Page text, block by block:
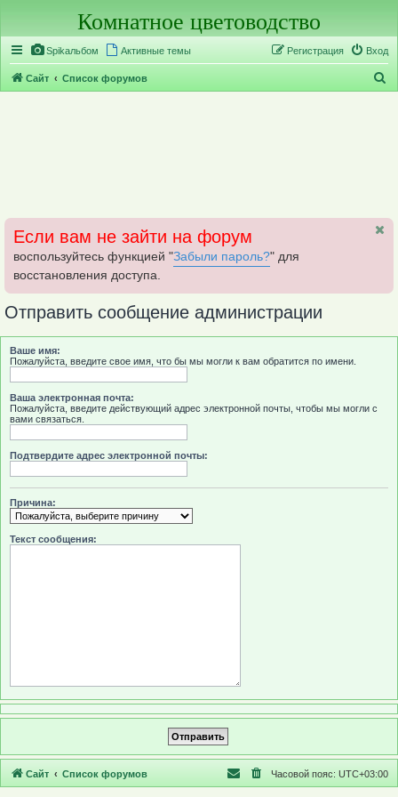
Комнатное цветоводство
Spikальбом Активные темы Вход
Регистрация
Сайт Список форумов
Если вам не зайти на форум
воспользуйтесь функцией "Забыли пароль?" для
восстановления доступа.
Отправить сообщение администрации
Ваше имя:
Пожалуйста, введите свое имя, что бы мы могли к вам обратится по имени.
Ваша электронная почта:
Пожалуйста, введите действующий адрес электронной почты, чтобы мы могли с
вами связаться.
Подтвердите адрес электронной почты:
Причина:
Текст сообщения:
Сайт Список форумов Часовой пояс: UTC+03:00